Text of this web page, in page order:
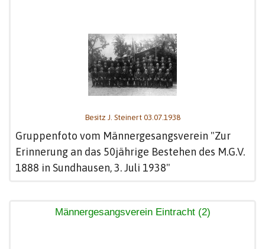
Besitz J. Steinert 03.07.1938
Gruppenfoto vom Männergesangsverein "Zur
Erinnerung an das 50jährige Bestehen des M.G.V.
1888 in Sundhausen, 3. Juli 1938"
Männergesangsverein Eintracht (2)